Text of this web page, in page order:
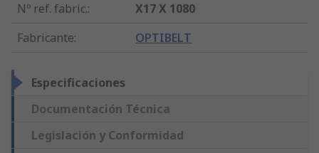
Nº ref. fabric.:
X17 X 1080
Fabricante: OPTIBELT
Especificaciones
Documentación Técnica
Legislación y Conformidad